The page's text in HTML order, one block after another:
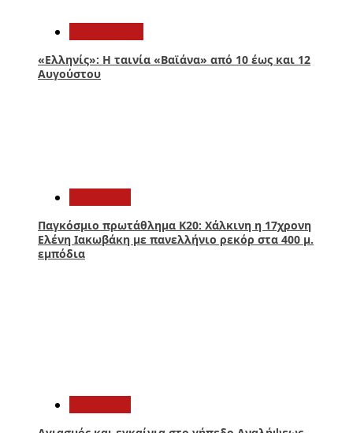
«Ελληνίς»: Η ταινία «Βαϊάνα» από 10 έως και 12
Αυγούστου
Παγκόσμιο πρωτάθλημα Κ20: Χάλκινη η 17χρονη
Ελένη Ιακωβάκη με πανελλήνιο ρεκόρ στα 400 μ.
εμπόδια